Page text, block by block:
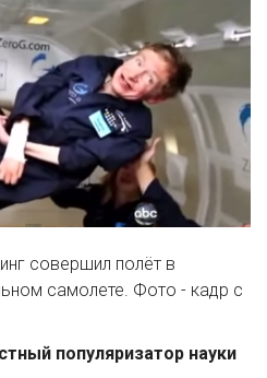
совершил полёт в
самолете. Фото - кадр с
популяризатор науки